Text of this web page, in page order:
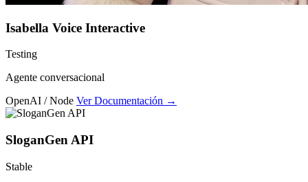
Isabella Voice Interactive
Testing
Agente conversacional
OpenAI / Node Ver Documentación →
SloganGen API
Stable